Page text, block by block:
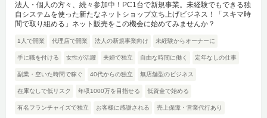
法人・個人の方々、続々参加中！PC1台で新規事業。未経験でもできる独
自システムを使った新たなネットショップ立ち上げビジネス！「スキマ時
間で取り組める」ネット販売をこの機会に始めてみませんか？
1人で開業 代理店で開業 法人の新規事業向け 未経験からオーナーに
手に職を付ける 女性が活躍 夫婦で独立 自由な時間に働く 定年なしの仕事
副業・空いた時間で稼ぐ 40代からの独立 無店舗型のビジネス
在庫なしで低リスク 年収1000万を目指せる 低資金で始める
有名フランチャイズで独立 お客様に感謝される 売上保障・営業代行あり